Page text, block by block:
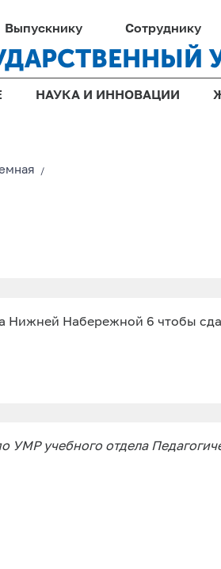
Выпускнику Сотруднику
НАУКА И ИННОВАЦИИ
/
Нижней Набережной 6 чтобы
учебного отдела